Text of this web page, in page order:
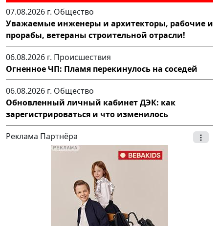
07.08.2026 г. Общество
Уважаемые инженеры и архитекторы, рабочие и
прорабы, ветераны строительной отрасли!
06.08.2026 г. Происшествия
Огненное ЧП: Пламя перекинулось на соседей
06.08.2026 г. Общество
Обновленный личный кабинет ДЭК: как
зарегистрироваться и что изменилось
Реклама Партнёра